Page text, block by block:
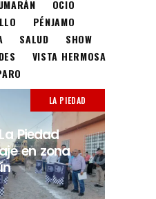
OCIO
PÉNJAMO
SALUD
SHOW
VISTA HERMOSA
LA PIEDAD
Piedad
en zona